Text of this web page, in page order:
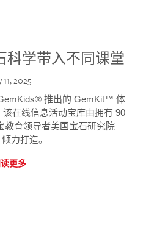
科学带入不同课堂
11, 2025
推出的 GemKit™ 体
在线信息活动宝库由拥有 90
教育领导者美国宝石研究院
力打造。
更多